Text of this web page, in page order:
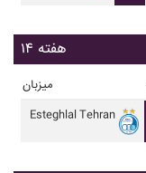
هفته ۱۴
میزبان
Esteghlal Tehran